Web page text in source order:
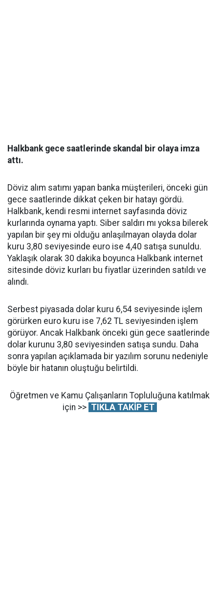
Halkbank gece saatlerinde skandal bir olaya imza
attı.
Döviz alım satımı yapan banka müşterileri, önceki gün
gece saatlerinde dikkat çeken bir hatayı gördü.
Halkbank, kendi resmi internet sayfasında döviz
kurlarında oynama yaptı. Siber saldırı mı yoksa bilerek
yapılan bir şey mi olduğu anlaşılmayan olayda dolar
kuru 3,80 seviyesinde euro ise 4,40 satışa sunuldu.
Yaklaşık olarak 30 dakika boyunca Halkbank internet
sitesinde döviz kurları bu fiyatlar üzerinden satıldı ve
alındı.
Serbest piyasada dolar kuru 6,54 seviyesinde işlem
görürken euro kuru ise 7,62 TL seviyesinden işlem
görüyor. Ancak Halkbank önceki gün gece saatlerinde
dolar kurunu 3,80 seviyesinden satışa sundu. Daha
sonra yapılan açıklamada bir yazılım sorunu nedeniyle
böyle bir hatanın oluştuğu belirtildi.
Öğretmen ve Kamu Çalışanların Topluluğuna katılmak
için >> TIKLA TAKİP ET